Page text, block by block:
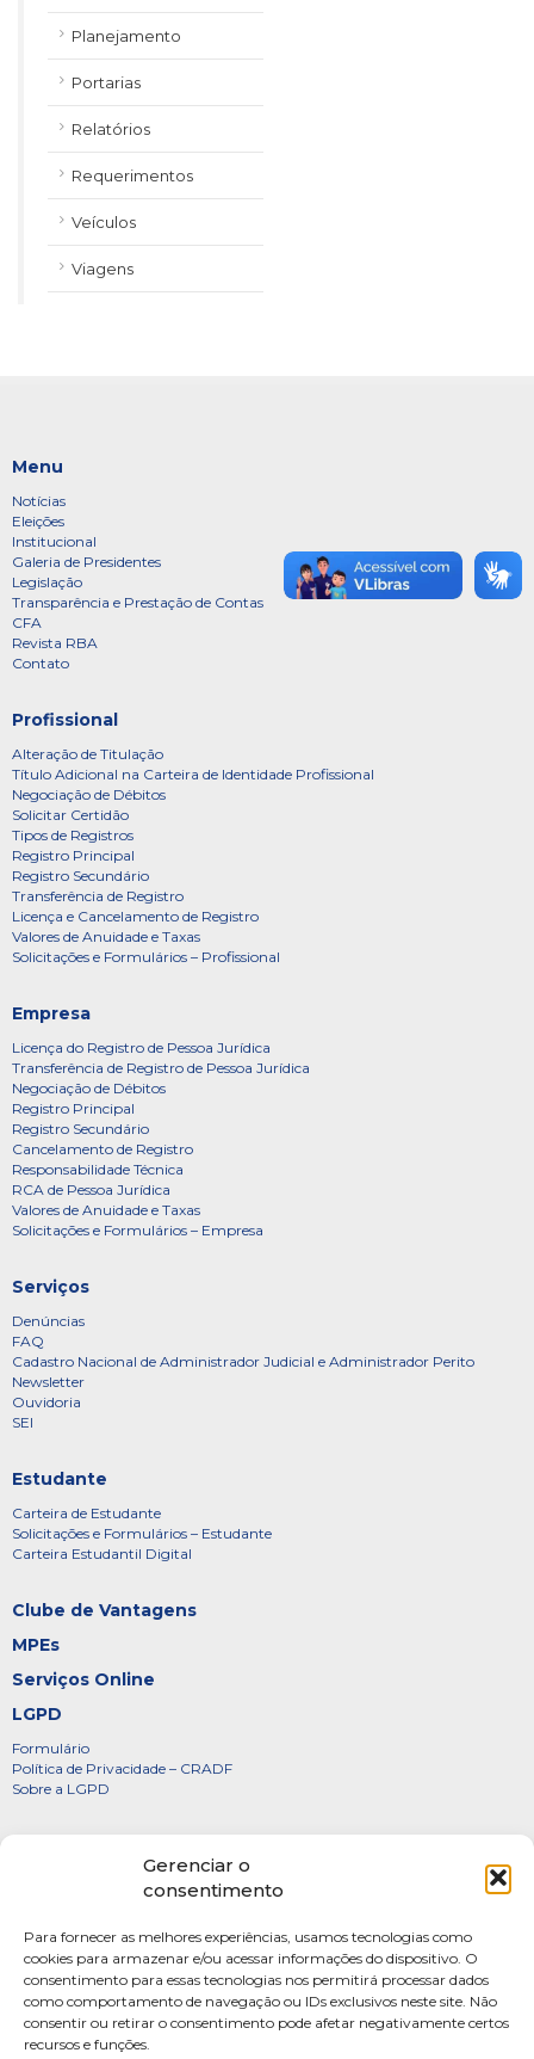
Gerenciar o
consentimento
Para fornecer as melhores experiências, usamos tecnologias como
cookies para armazenar e/ou acessar informações do dispositivo. O
consentimento para essas tecnologias nos permitirá processar dados
como comportamento de navegação ou IDs exclusivos neste site. Não
consentir ou retirar o consentimento pode afetar negativamente certos
recursos e funções.
Planejamento
Portarias
Relatórios
Requerimentos
Veículos
Viagens
Menu
Notícias
Eleições
Institucional
Galeria de Presidentes
Legislação
Transparência e Prestação de Contas
CFA
Revista RBA
Contato
Profissional
Alteração de Titulação
Título Adicional na Carteira de Identidade Profissional
Negociação de Débitos
Solicitar Certidão
Tipos de Registros
Registro Principal
Registro Secundário
Transferência de Registro
Licença e Cancelamento de Registro
Valores de Anuidade e Taxas
Solicitações e Formulários – Profissional
Empresa
Licença do Registro de Pessoa Jurídica
Transferência de Registro de Pessoa Jurídica
Negociação de Débitos
Registro Principal
Registro Secundário
Cancelamento de Registro
Responsabilidade Técnica
RCA de Pessoa Jurídica
Valores de Anuidade e Taxas
Solicitações e Formulários – Empresa
Serviços
Denúncias
FAQ
Cadastro Nacional de Administrador Judicial e Administrador Perito
Newsletter
Ouvidoria
SEI
Estudante
Carteira de Estudante
Solicitações e Formulários – Estudante
Carteira Estudantil Digital
Clube de Vantagens
MPEs
Serviços Online
LGPD
Formulário
Política de Privacidade – CRADF
Sobre a LGPD
Diretoria
FOTOS
Webmail
Artigos